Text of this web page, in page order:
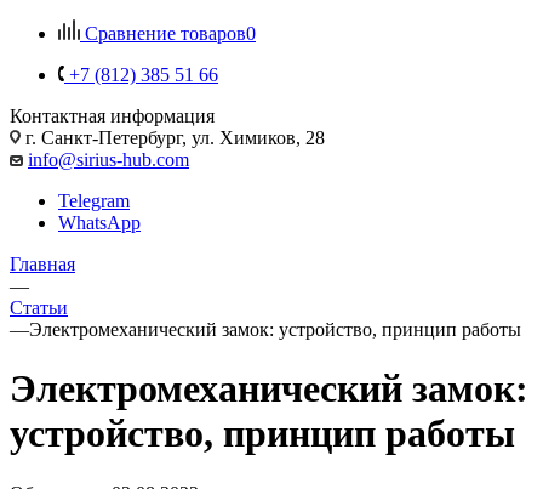
Сравнение товаров0
+7 (812) 385 51 66
Контактная информация
г. Санкт-Петербург, ул. Химиков, 28
info@sirius-hub.com
Telegram
WhatsApp
Главная
—
Статьи
—Электромеханический замок: устройство, принцип работы
Электромеханический замок:
устройство, принцип работы